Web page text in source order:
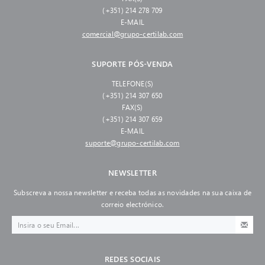
(+351) 214 278 709
E-MAIL
comercial@grupo-certilab.com
SUPORTE PÓS-VENDA
TELEFONE(S)
(+351) 214 307 650
FAX(S)
(+351) 214 307 659
E-MAIL
suporte@grupo-certilab.com
NEWSLETTER
Subscreva a nossa newsletter e receba todas as novidades na sua caixa de
correio electrónico.
REDES SOCIAIS